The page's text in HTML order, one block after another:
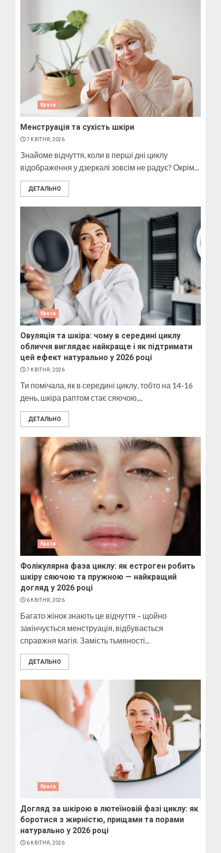
Краса
Менструація та сухість шкіри
7 КВІТНЯ, 2026
Знайоме відчуття, коли в перші дні циклу
відображення у дзеркалі зовсім не радує? Окрім...
ДЕТАЛЬНО
Краса
Овуляція та шкіра: чому в середині циклу
обличчя виглядає найкраще і як підтримати
цей ефект натурально у 2026 році
7 КВІТНЯ, 2026
Ти помічала, як в середині циклу, тобто на 14-16
день, шкіра раптом стає сяючою,...
ДЕТАЛЬНО
Краса
Фолікулярна фаза циклу: як естроген робить
шкіру сяючою та пружною — найкращий
догляд у 2026 році
6 КВІТНЯ, 2026
Багато жінок знають це відчуття – щойно
закінчується менструація, відбувається
справжня магія. Замість тьмяності...
ДЕТАЛЬНО
Краса
Догляд за шкірою в лютеїновій фазі циклу: як
боротися з жирністю, прищами та порами
натурально у 2026 році
6 КВІТНЯ, 2026